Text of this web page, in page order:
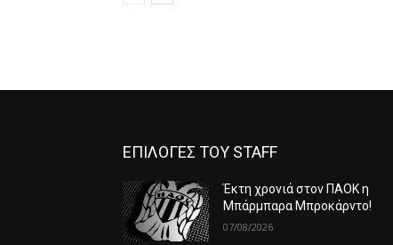
ΕΠΙΛΟΓΕΣ ΤΟΥ STAFF
Έκτη χρονιά στον ΠΑΟΚ η
Μπάρμπαρα Μπροκάρντο!
07/08/2026